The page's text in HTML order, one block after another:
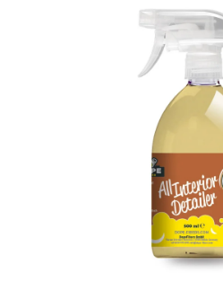
DÁRKOVÉ SADY A POUKAZY